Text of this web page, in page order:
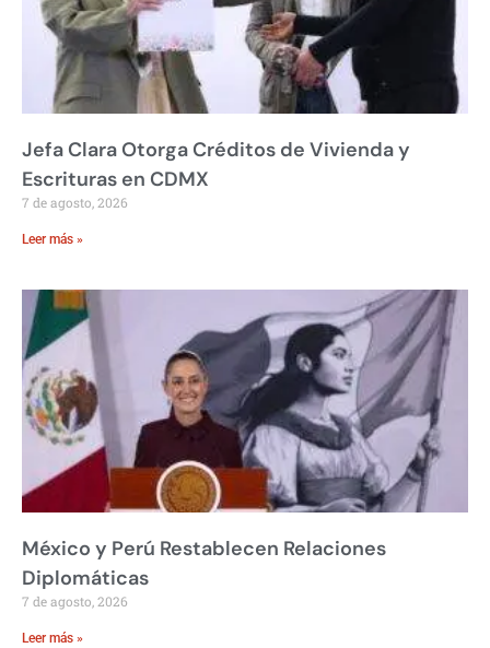
Jefa Clara Otorga Créditos de Vivienda y
Escrituras en CDMX
7 de agosto, 2026
Leer más »
México y Perú Restablecen Relaciones
Diplomáticas
7 de agosto, 2026
Leer más »